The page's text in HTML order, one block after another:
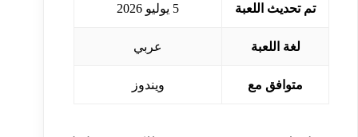
تم تحديث اللعبة 5 يوليو 2026
لغة اللعبة عربي
متوافق مع ويندوز